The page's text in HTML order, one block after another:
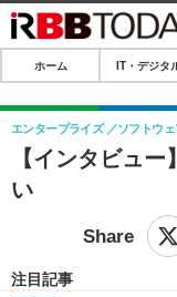
ホーム
IT・デジタル
IT・デジタルTOP
ショッピング
SPEED TEST
エンタメTOP
ホーム IT・デジタ
【インタビュ
い
エンタープライズ ソフトウ
注目記事